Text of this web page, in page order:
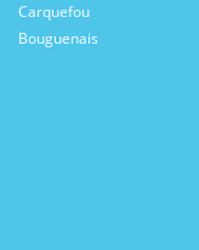
Carquefou
Bouguenais